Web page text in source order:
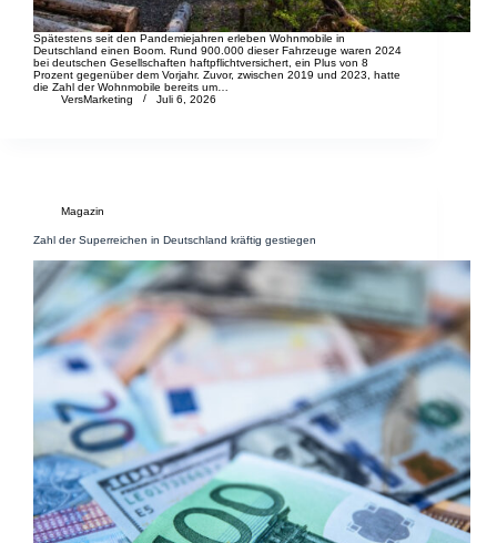
Spätestens seit den Pandemiejahren erleben Wohnmobile in
Deutschland einen Boom. Rund 900.000 dieser Fahrzeuge waren 2024
bei deutschen Gesellschaften haftpflichtversichert, ein Plus von 8
Prozent gegenüber dem Vorjahr. Zuvor, zwischen 2019 und 2023, hatte
die Zahl der Wohnmobile bereits um…
VersMarketing
Juli 6, 2026
Magazin
Zahl der Superreichen in Deutschland kräftig gestiegen